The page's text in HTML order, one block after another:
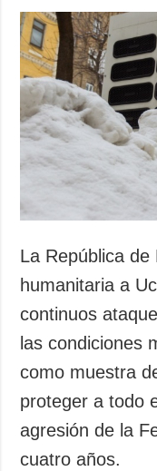
La República
humanitaria a
continuos
las condiciones
como muestra
proteger a todo
agresión de la
cuatro años.